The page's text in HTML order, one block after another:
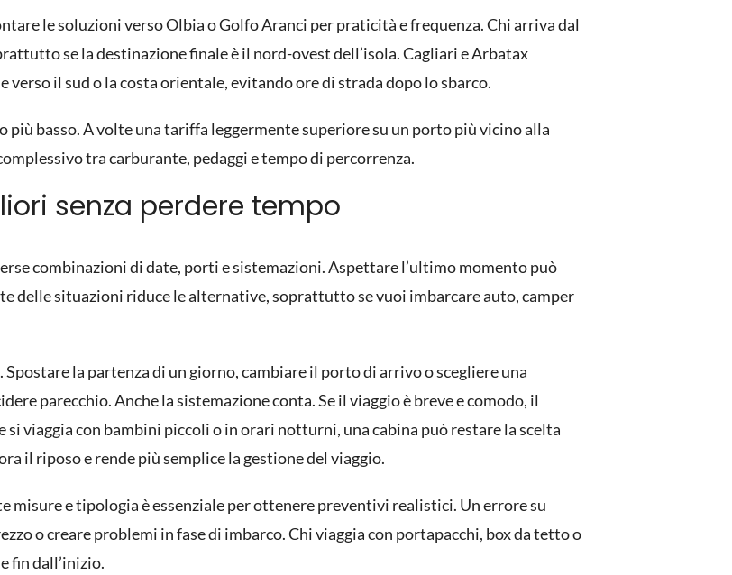
le soluzioni verso Olbia o Golfo Aranci per praticità e frequenza. Chi arriva dal
se la destinazione finale è il nord-ovest dell’isola. Cagliari e Arbatax
il sud o la costa orientale, evitando ore di strada dopo lo sbarco.
basso. A volte una tariffa leggermente superiore su un porto più vicino alla
tra carburante, pedaggi e tempo di percorrenza.
senza perdere tempo
combinazioni di date, porti e sistemazioni. Aspettare l’ultimo momento può
delle situazioni riduce le alternative, soprattutto se vuoi imbarcare auto, camper
la partenza di un giorno, cambiare il porto di arrivo o scegliere una
parecchio. Anche la sistemazione conta. Se il viaggio è breve e comodo, il
si viaggia con bambini piccoli o in orari notturni, una cabina può restare la scelta
il riposo e rende più semplice la gestione del viaggio.
misure e tipologia è essenziale per ottenere preventivi realistici. Un errore su
o creare problemi in fase di imbarco. Chi viaggia con portapacchi, box da tetto o
fin dall’inizio.